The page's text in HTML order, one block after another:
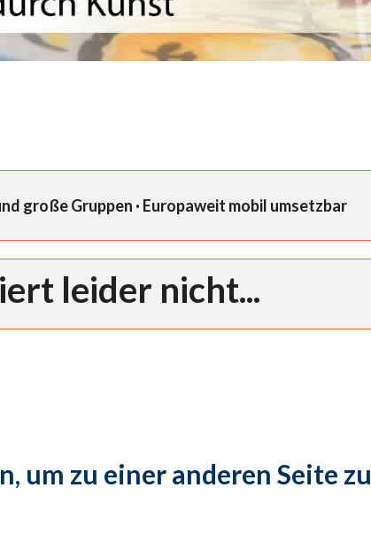
große Gruppen · Europaweit mobil umsetzbar
leider nicht...
um zu einer anderen Seite zu